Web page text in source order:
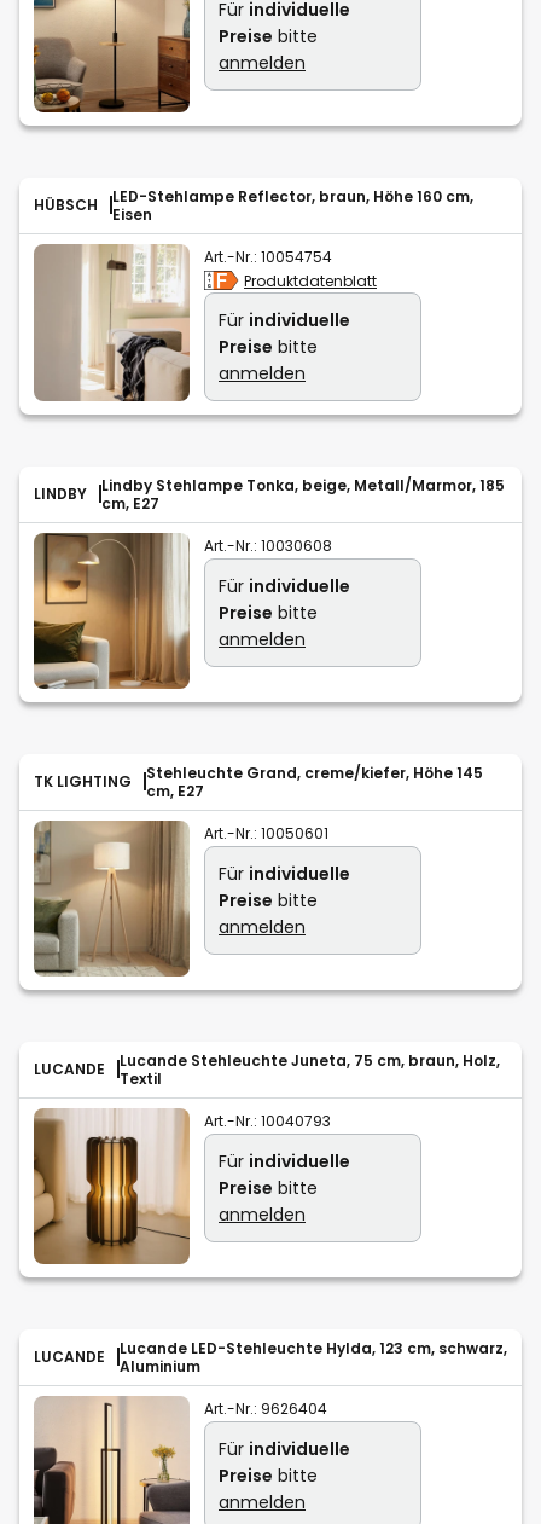
Für individuelle
Preise bitte
anmelden
HÜBSCH
LED-Stehlampe Reflector, braun, Höhe 160 cm,
Eisen
Art.-Nr.: 10054754
Produktdatenblatt
Für individuelle
Preise bitte
anmelden
LINDBY
Lindby Stehlampe Tonka, beige, Metall/Marmor, 185
cm, E27
Art.-Nr.: 10030608
Für individuelle
Preise bitte
anmelden
TK LIGHTING
Stehleuchte Grand, creme/kiefer, Höhe 145
cm, E27
Art.-Nr.: 10050601
Für individuelle
Preise bitte
anmelden
LUCANDE
Lucande Stehleuchte Juneta, 75 cm, braun, Holz,
Textil
Art.-Nr.: 10040793
Für individuelle
Preise bitte
anmelden
LUCANDE
Lucande LED-Stehleuchte Hylda, 123 cm, schwarz,
Aluminium
Art.-Nr.: 9626404
Für individuelle
Preise bitte
anmelden